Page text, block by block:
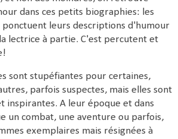
dans ces petits biographies: les
leurs descriptions d'humour
lectrice à partie. C'est percutent et
sont stupéfiantes pour certaines,
parfois suspectes, mais elles sont
inspirantes. A leur époque et dans
un combat, une aventure ou parfois,
exemplaires mais résignées à